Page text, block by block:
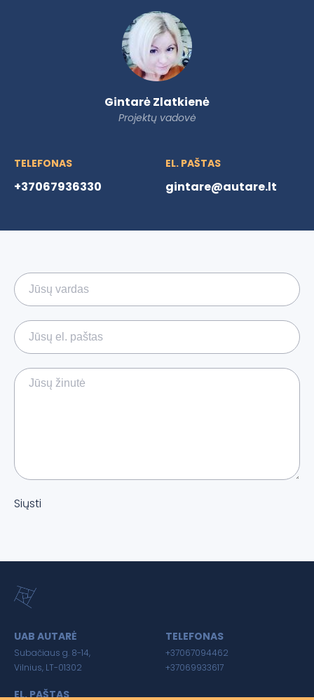
Gintarė Zlatkienė
Projektų vadovė
TELEFONAS
+37067936330
EL. PAŠTAS
gintare@autare.lt
Siųsti
UAB AUTARĖ
Subačiaus g. 8-14,
Vilnius, LT-01302
TELEFONAS
+37067094462
+37069933617
EL. PAŠTAS